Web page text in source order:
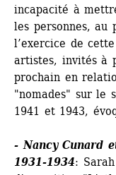
incapacité à
les personnes, au
l’exercice de
artistes, invités à
prochain en
"nomades" sur le
1941 et 1943,
- Nancy Cunard
1931-1934: